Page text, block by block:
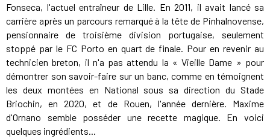
Fonseca, l'actuel entraîneur de Lille. En 2011, il avait lancé sa
carrière après un parcours remarqué à la tête de Pinhalnovense,
pensionnaire de troisième division portugaise, seulement
stoppé par le FC Porto en quart de finale. Pour en revenir au
technicien breton, il n'a pas attendu la « Vieille Dame » pour
démontrer son savoir-faire sur un banc, comme en témoignent
les deux montées en National sous sa direction du Stade
Briochin, en 2020, et de Rouen, l'année dernière. Maxime
d'Ornano semble posséder une recette magique. En voici
quelques ingrédients...